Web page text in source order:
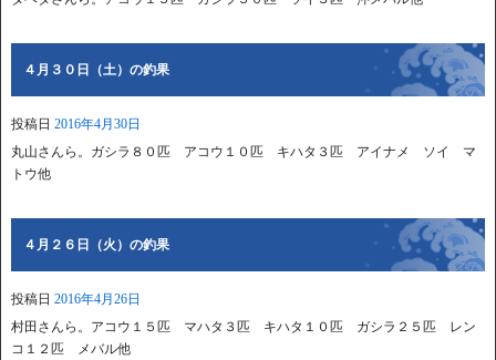
４月３０日（土）の釣果
投稿日 2016年4月30日
丸山さんら。ガシラ８０匹 アコウ１０匹 キハタ３匹 アイナメ ソイ マ
トウ他
４月２６日（火）の釣果
投稿日 2016年4月26日
村田さんら。アコウ１５匹 マハタ３匹 キハタ１０匹 ガシラ２５匹 レン
コ１２匹 メバル他